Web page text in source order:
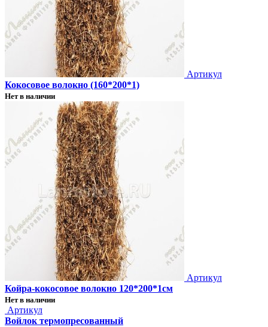
Артикул
Кокосовое волокно (160*200*1)
Нет в наличии
Артикул
Койра-кокосовое волокно 120*200*1см
Нет в наличии
Артикул
Войлок термопресованный